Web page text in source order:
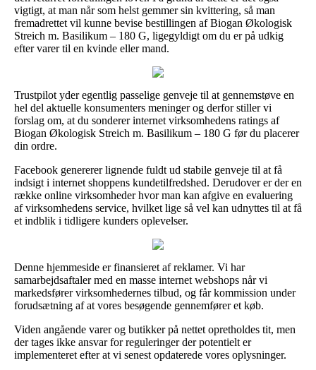
vigtigt, at man når som helst gemmer sin kvittering, så man
fremadrettet vil kunne bevise bestillingen af Biogan Økologisk
Streich m. Basilikum – 180 G, ligegyldigt om du er på udkig
efter varer til en kvinde eller mand.
Trustpilot yder egentlig passelige genveje til at gennemstøve en
hel del aktuelle konsumenters meninger og derfor stiller vi
forslag om, at du sonderer internet virksomhedens ratings af
Biogan Økologisk Streich m. Basilikum – 180 G før du placerer
din ordre.
Facebook genererer lignende fuldt ud stabile genveje til at få
indsigt i internet shoppens kundetilfredshed. Derudover er der en
række online virksomheder hvor man kan afgive en evaluering
af virksomhedens service, hvilket lige så vel kan udnyttes til at få
et indblik i tidligere kunders oplevelser.
Denne hjemmeside er finansieret af reklamer. Vi har
samarbejdsaftaler med en masse internet webshops når vi
markedsfører virksomhedernes tilbud, og får kommission under
forudsætning af at vores besøgende gennemfører et køb.
Viden angående varer og butikker på nettet opretholdes tit, men
der tages ikke ansvar for reguleringer der potentielt er
implementeret efter at vi senest opdaterede vores oplysninger.